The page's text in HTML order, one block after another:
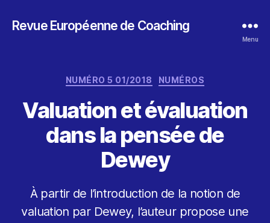
Revue Européenne de Coaching
Menu
Catégories
NUMÉRO 5 01/2018 NUMÉROS
Valuation et évaluation
dans la pensée de
Dewey
À partir de l’introduction de la notion de
valuation par Dewey, l’auteur propose une